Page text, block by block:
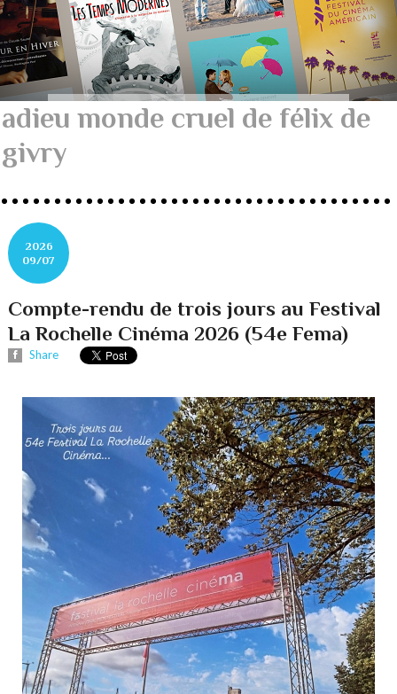
adieu monde cruel de félix de
givry
2026
09/07
Compte-rendu de trois jours au Festival
La Rochelle Cinéma 2026 (54e Fema)
Share